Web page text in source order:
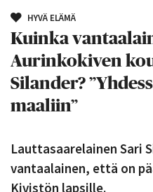
HYVÄ ELÄMÄ
Kuinka
Aurinkokiven
Silander?
maaliin”
Lauttasaarelainen Sari
vantaalainen, että on
Kivistön lapsille.